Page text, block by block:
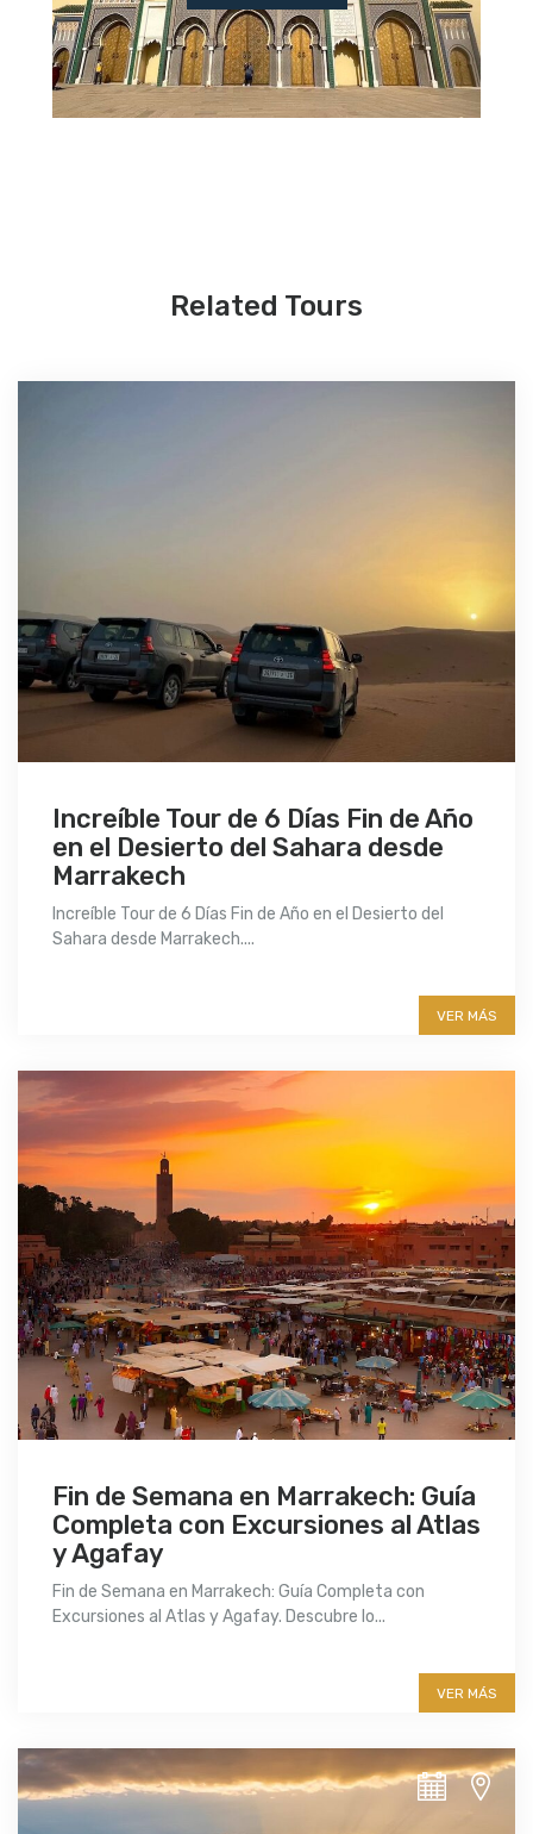
Related Tours
Increíble Tour de 6 Días Fin de Año
en el Desierto del Sahara desde
Marrakech
Increíble Tour de 6 Días Fin de Año en el Desierto del
Sahara desde Marrakech....
VER MÁS
Fin de Semana en Marrakech: Guía
Completa con Excursiones al Atlas
y Agafay
Fin de Semana en Marrakech: Guía Completa con
Excursiones al Atlas y Agafay. Descubre lo...
VER MÁS